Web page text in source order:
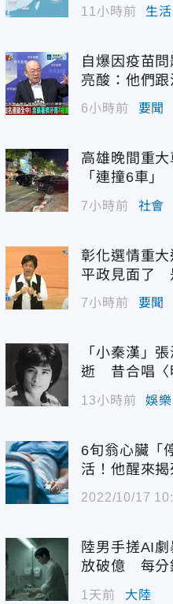
11小時前 生活
自爆因疫苗
亮酸：他們跟
6小時前 要聞
高雄晚間重
「連撞6車
遭殃
7小時前 社會
彰化選情重
平政見面了
度曝光
7小時前 要聞
「小秦漢」
逝 昔合唱〈
13小時前 娛樂
6旬翁心臟「
活！他醒來
2022/10/17
陸男手搓AI
放破億 每分
1天前 大陸